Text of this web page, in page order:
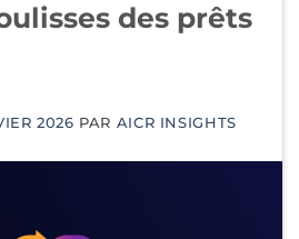
des prêts
2026 PAR AICR INSIGHTS